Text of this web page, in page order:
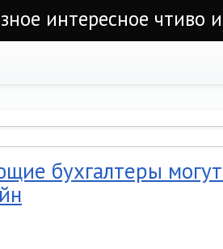
интересное чтиво
бухгалтеры